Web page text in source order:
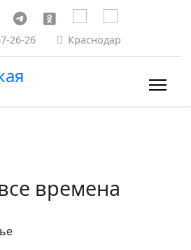
26-26 Краснодар
времена